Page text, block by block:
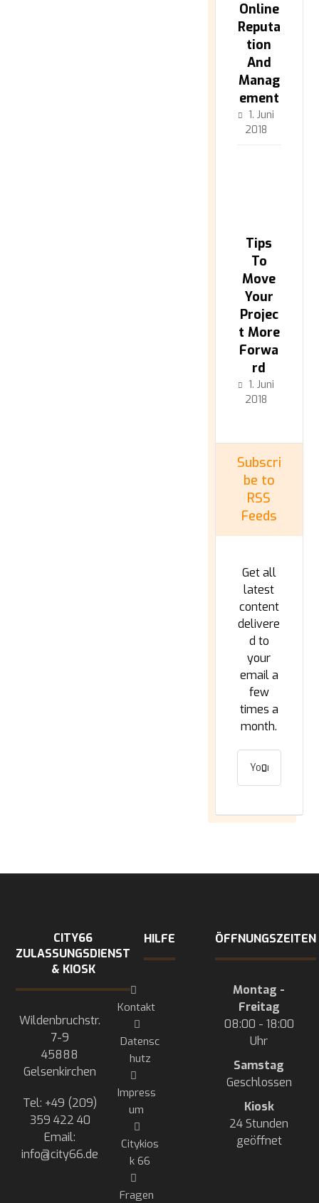
Online
Reputa
tion
And
Manag
ement
1. Juni
2018
Tips
To
Move
Your
Projec
t More
Forwa
rd
1. Juni
2018
Subscri
be to
RSS
Feeds
Get all
latest
content
delivere
d to
your
email a
few
times a
month.
CITY66
ZULASSUNGSDIENST
& KIOSK
Wildenbruchstr.
7-9
45888
Gelsenkirchen
Tel: +49 (209)
359 422 40
Email:
info@city66.de
HILFE
Kontakt
Datensc
hutz
Impress
um
Citykios
k 66
Fragen
ÖFFNUNGSZEITEN
Montag -
Freitag
08:00 - 18:00
Uhr
Samstag
Geschlossen
Kiosk
24 Stunden
geöffnet